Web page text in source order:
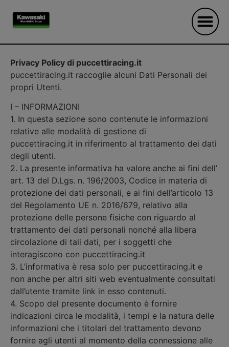
Privacy Policy di puccettiracing.it
puccettiracing.it raccoglie alcuni Dati Personali dei
propri Utenti.
I – INFORMAZIONI
1. In questa sezione sono contenute le informazioni
relative alle modalità di gestione di
puccettiracing.it in riferimento al trattamento dei dati
degli utenti.
2. La presente informativa ha valore anche ai fini dell’
art. 13 del D.Lgs. n. 196/2003, Codice in materia di
protezione dei dati personali, e ai fini dell’articolo 13
del Regolamento UE n. 2016/679, relativo alla
protezione delle persone fisiche con riguardo al
trattamento dei dati personali nonché alla libera
circolazione di tali dati, per i soggetti che
interagiscono con puccettiracing.it
3. L’informativa è resa solo per puccettiracing.it e
non anche per altri siti web eventualmente consultati
dall’utente tramite link in esso contenuti.
4. Scopo del presente documento è fornire
indicazioni circa le modalità, i tempi e la natura delle
informazioni che i titolari del trattamento devono
fornire agli utenti al momento della connessione alle